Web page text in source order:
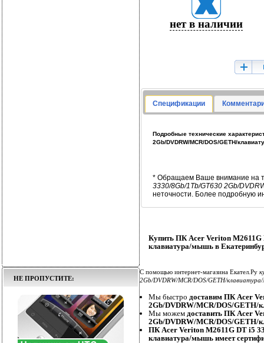
НЕ ПРОПУСТИТЕ:
нет в наличии
Спецификации
Подробные технические
2Gb/DVDRW/MCR/DOS/GETH/
* Обращаем Ваше внимание на
3330/8Gb/1Tb/GT630 2Gb/
неточности. Более подробную
Купить ПК Acer Veriton
клавиатура/мышь в
С помощью интернет-магазина Екател.Ру
2Gb/DVDRW/MCR/DOS/GETH/
Мы быстро доставим ПК Acer
2Gb/DVDRW/MCR/DOS/GETH/
Мы можем доставить ПК Acer
2Gb/DVDRW/MCR/DOS/GETH/
ПК Acer Veriton M2611G DT i5
клавиатура/мышь имеет